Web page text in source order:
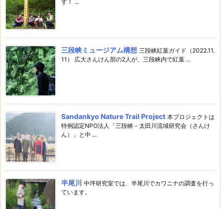
す！ ...
三段峡ミュージアム構想 三段峡紅葉ガイド（2022.11.
11） 広大さんけん部の2人が、三段峡内で紅葉 ...
Sandankyo Nature Trail Project 本プロジェクトは
特例認定NPO法人「三段峡－太田川流域研究会（さんけ
ん）」と中 ...
半尾川 中坪研究室では、半尾川でカワニナの調査を行っ
ています。